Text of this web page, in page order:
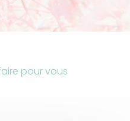
pour vous